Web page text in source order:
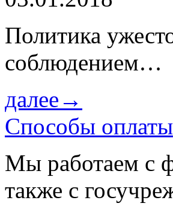
Политика
соблюдением…
далее→
Способы оплаты
Мы работаем с
также с